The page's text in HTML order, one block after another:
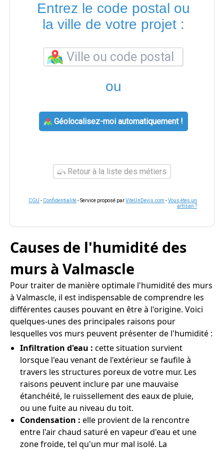
Entrez le code postal ou
la ville de votre projet :
ou
Géolocalisez-moi automatiquement !
Retour à la liste des métiers
CGU - Confidentialité- Service proposé parViteUnDevis.com -Vous êtes un
artisan ?
Causes de l'humidité des
murs à Valmascle
Pour traiter de manière optimale l'humidité des murs
à Valmascle, il est indispensable de comprendre les
différentes causes pouvant en être à l'origine. Voici
quelques-unes des principales raisons pour
lesquelles vos murs peuvent présenter de l'humidité :
Infiltration d'eau : cette situation survient
lorsque l'eau venant de l'extérieur se faufile à
travers les structures poreux de votre mur. Les
raisons peuvent inclure par une mauvaise
étanchéité, le ruissellement des eaux de pluie,
ou une fuite au niveau du toit.
Condensation : elle provient de la rencontre
entre l'air chaud saturé en vapeur d'eau et une
zone froide, tel qu'un mur mal isolé. La